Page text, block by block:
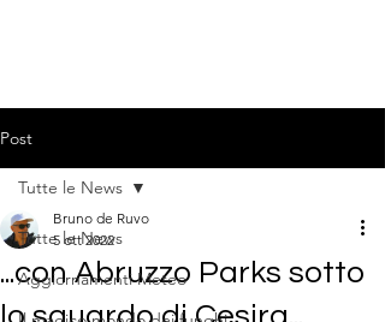
Post
Tutte le News
Aggiornamenti Meteo
Tutte le News
...con Abruzzo Parks sotto
Bruno de Ruvo
5 ott 2022